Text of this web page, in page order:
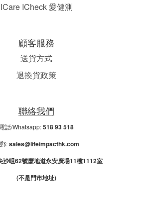
ICare ICheck 愛健測
顧客服務
送貨方式
退換貨政策
聯絡我們
電話/Whatsapp:518 93 518
:sales@lifeimpacthk.com
沙咀62號麼地道永安廣場11樓1112室
(不是門市地址)